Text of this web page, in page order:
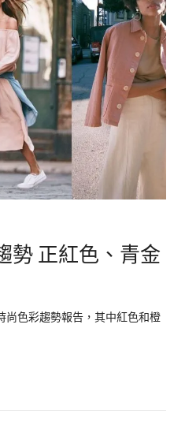
勢 正紅色、青金
色彩趨勢報告，其中紅色和橙